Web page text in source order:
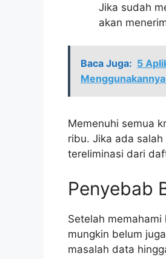
Jika sudah
akan
Baca Juga: 5
Memenuhi semua
ribu. Jika ada
tereliminasi dari
Penyebab
Setelah
mungkin belum
masalah data